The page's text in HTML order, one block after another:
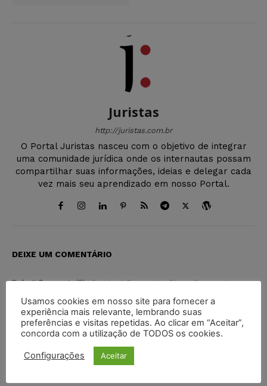
Juristas
http://juristas.com.br
O Portal Juristas nasceu com o objetivo de integrar
uma comunidade jurídica onde os internautas possam
compartilhar suas informações, ideias e delegar cada
vez mais seu aprendizado em nosso Portal.
DEIXE UM COMENTÁRIO
Default Comments (0) Facebook Comments Disqus Comments
Usamos cookies em nosso site para fornecer a
experiência mais relevante, lembrando suas
preferências e visitas repetidas. Ao clicar em “Aceitar”,
concorda com a utilização de TODOS os cookies.
Configurações Aceitar